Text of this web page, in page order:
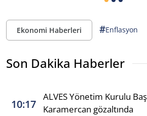
Ekonomi Haberleri #Enflasyon
Son Dakika Haberler
10:17
ALVES Yönetim Kurulu
Karamercan gözaltında